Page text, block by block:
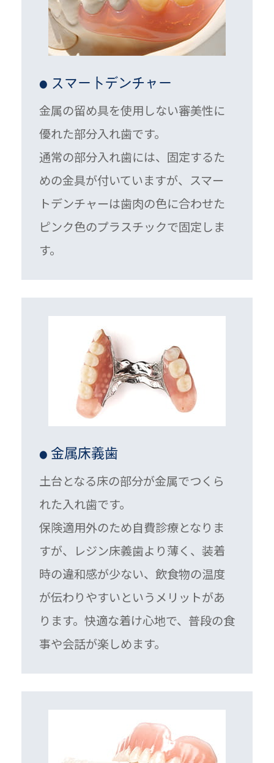
● スマートデンチャー
金属の留め具を使用しない審美性に
優れた部分入れ歯です。
通常の部分入れ歯には、固定するた
めの金具が付いていますが、スマー
トデンチャーは歯肉の色に合わせた
ピンク色のプラスチックで固定しま
す。
● 金属床義歯
土台となる床の部分が金属でつくら
れた入れ歯です。
保険適用外のため自費診療となりま
すが、レジン床義歯より薄く、装着
時の違和感が少ない、飲食物の温度
が伝わりやすいというメリットがあ
ります。快適な着け心地で、普段の食
事や会話が楽しめます。